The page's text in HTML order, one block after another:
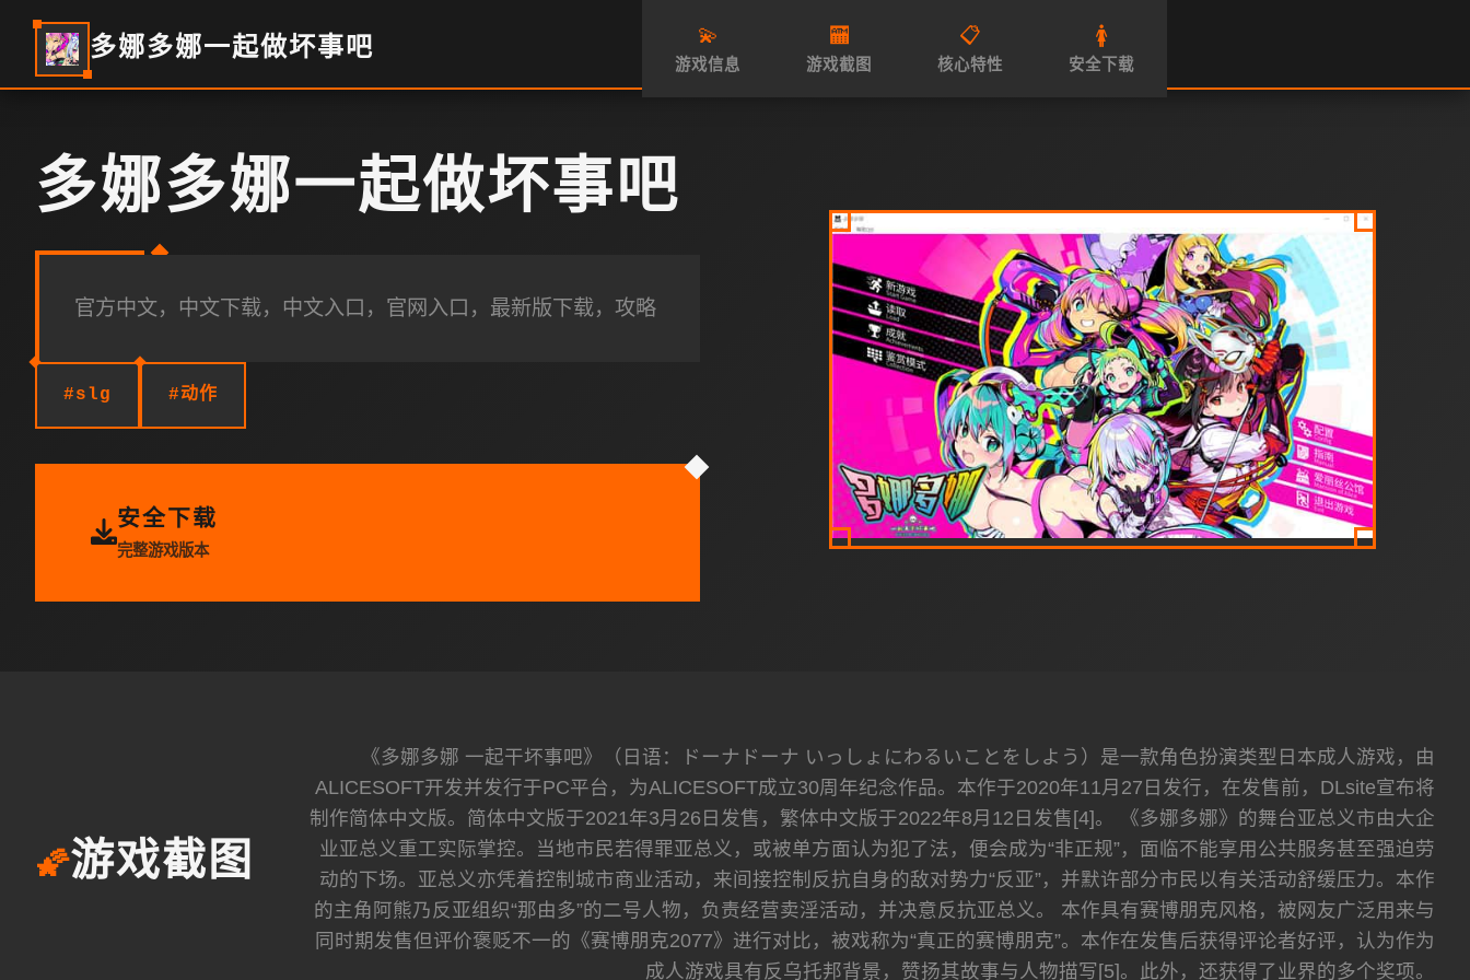
多娜多娜一起做坏事吧 💫
游戏信息
🏧
游戏截图
📋
核心特性
🚺
安全下载
多娜多娜一起做坏事吧
官方中文，中文下载，中文入口，官网入口，最新版下载，攻略
#slg #动作
安全下载
完整游戏版本
🌠游戏截图
《多娜多娜 一起干坏事吧》（日语：ドーナドーナ いっしょにわるいことをしよう）是一款角色扮演类型日本成人游戏，由
ALICESOFT开发并发行于PC平台，为ALICESOFT成立30周年纪念作品。本作于2020年11月27日发行，在发售前，DLsite宣布将
制作简体中文版。简体中文版于2021年3月26日发售，繁体中文版于2022年8月12日发售[4]。 《多娜多娜》的舞台亚总义市由大企
业亚总义重工实际掌控。当地市民若得罪亚总义，或被单方面认为犯了法，便会成为“非正规”，面临不能享用公共服务甚至强迫劳
动的下场。亚总义亦凭着控制城市商业活动，来间接控制反抗自身的敌对势力“反亚”，并默许部分市民以有关活动舒缓压力。本作
的主角阿熊乃反亚组织“那由多”的二号人物，负责经营卖淫活动，并决意反抗亚总义。 本作具有赛博朋克风格，被网友广泛用来与
同时期发售但评价褒贬不一的《赛博朋克2077》进行对比，被戏称为“真正的赛博朋克”。本作在发售后获得评论者好评，认为作为
成人游戏具有反乌托邦背景，赞扬其故事与人物描写[5]。此外，还获得了业界的多个奖项。